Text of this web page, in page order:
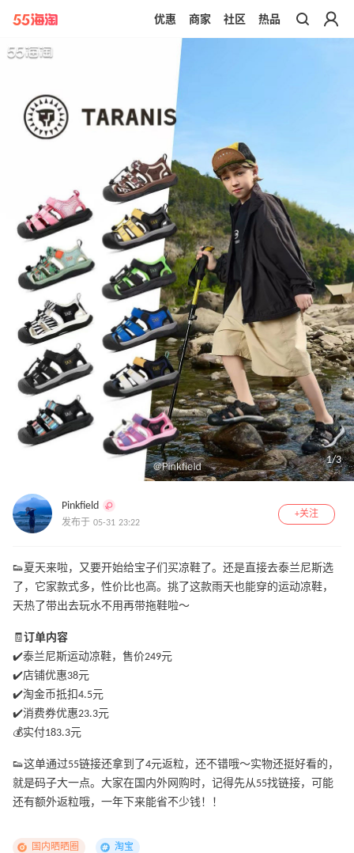
带你去官网买正品
优惠 商家 社区 热品
1/3
Pinkfield
发布于 05-31 23:22
+关注
👟夏天来啦，又要开始给宝子们买凉鞋了。还是直接去泰兰尼斯选
了，它家款式多，性价比也高。挑了这款雨天也能穿的运动凉鞋，
天热了带出去玩水不用再带拖鞋啦～
🧾 订单内容
✔️泰兰尼斯运动凉鞋，售价249元
✔️店铺优惠38元
✔️淘金币抵扣4.5元
✔️消费券优惠23.3元
💰实付183.3元
👟这单通过55链接还拿到了4元返粒，还不错哦～实物还挺好看的，
就是码子大一点。大家在国内外网购时，记得先从55找链接，可能
还有额外返粒哦，一年下来能省不少钱！！
国内晒晒圈 淘宝